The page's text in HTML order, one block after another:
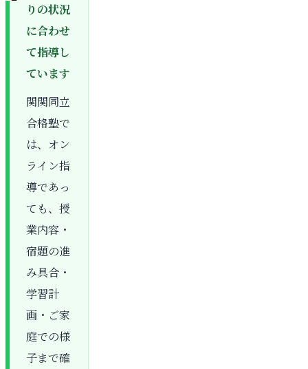
りの状況
に合わせ
て指導し
ています
関関同立
合格塾で
は、オン
ライン指
導であっ
ても、授
業内容・
宿題の進
み具合・
学習計
画・ご家
庭での様
子まで確